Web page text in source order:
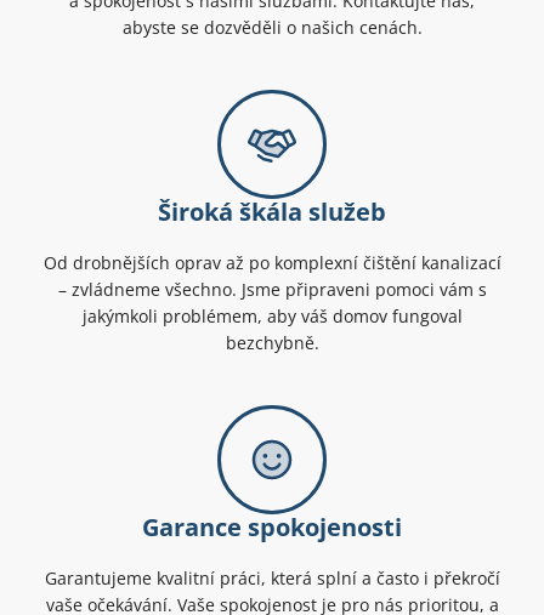
abyste se dozvěděli o našich cenách.
Široká škála služeb
Od drobnějších oprav až po komplexní čištění kanalizací
– zvládneme všechno. Jsme připraveni pomoci vám s
jakýmkoli problémem, aby váš domov fungoval
bezchybně.
Garance spokojenosti
Garantujeme kvalitní práci, která splní a často i překročí
vaše očekávání. Vaše spokojenost je pro nás prioritou, a